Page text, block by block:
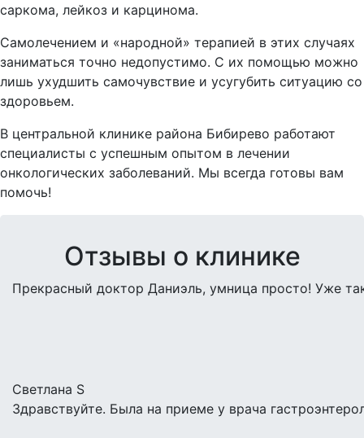
саркома, лейкоз и карцинома.
Самолечением и «народной» терапией в этих случаях
заниматься точно недопустимо. С их помощью можно
лишь ухудшить самочувствие и усугубить ситуацию со
здоровьем.
В центральной клинике района Бибирево работают
специалисты с успешным опытом в лечении
онкологических заболеваний. Мы всегда готовы вам
помочь!
Отзывы о клинике
Прекрасный доктор Даниэль, умница просто! Уже
Светлана S
Здравствуйте. Была на приеме у врача